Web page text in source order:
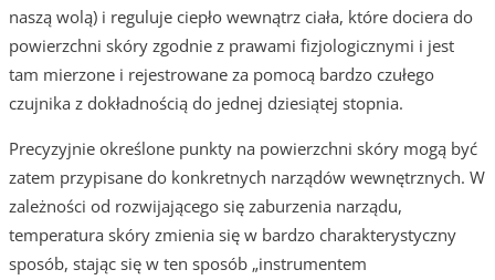
naszą wolą) i reguluje ciepło wewnątrz ciała, które dociera do
powierzchni skóry zgodnie z prawami fizjologicznymi i jest
tam mierzone i rejestrowane za pomocą bardzo czułego
czujnika z dokładnością do jednej dziesiątej stopnia.
Precyzyjnie określone punkty na powierzchni skóry mogą być
zatem przypisane do konkretnych narządów wewnętrznych. W
zależności od rozwijającego się zaburzenia narządu,
temperatura skóry zmienia się w bardzo charakterystyczny
sposób, stając się w ten sposób „instrumentem